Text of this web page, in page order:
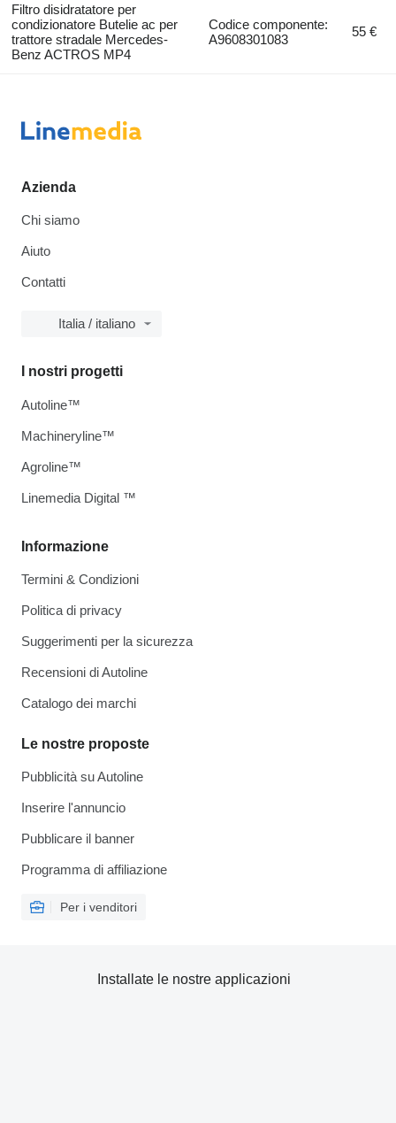
Filtro disidratatore per
condizionatore Butelie ac per
trattore stradale Mercedes-
Benz ACTROS MP4
Codice componente:
A9608301083
55 €
Azienda
Chi siamo
Aiuto
Contatti
Italia / italiano
Informazione
Termini & Condizioni
Politica di privacy
Suggerimenti per la sicurezza
Recensioni di Autoline
Catalogo dei marchi
Le nostre proposte
Pubblicità su Autoline
Inserire l'annuncio
Pubblicare il banner
Programma di affiliazione
Per i venditori
I nostri progetti
Autoline™
Machineryline™
Agroline™
Linemedia Digital ™
Installate le nostre applicazioni